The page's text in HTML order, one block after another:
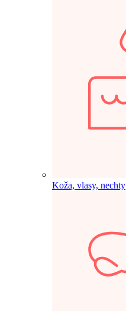
Koža, vlasy, nechty